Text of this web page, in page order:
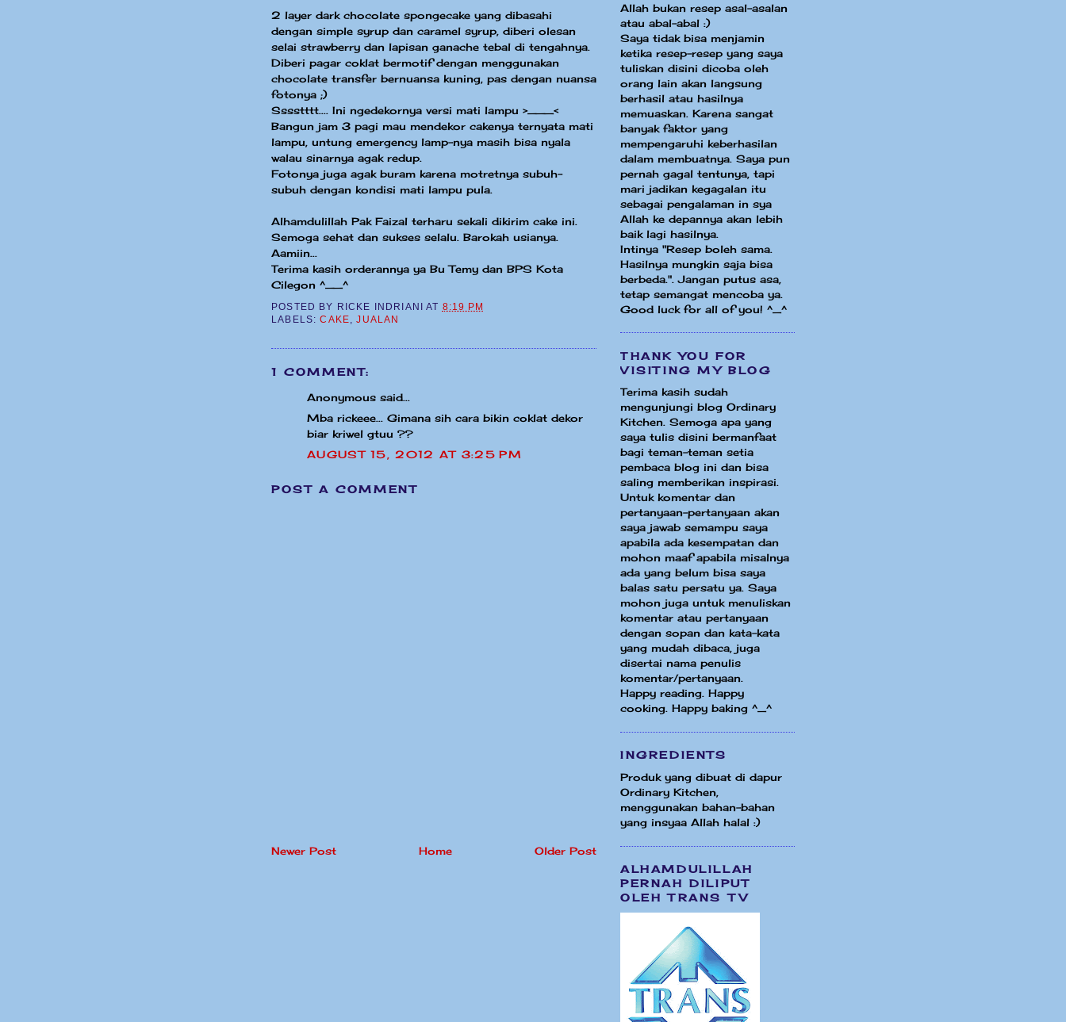
2 layer dark chocolate spongecake yang dibasahi
dengan simple syrup dan caramel syrup, diberi olesan
selai strawberry dan lapisan ganache tebal di tengahnya.
Diberi pagar coklat bermotif dengan menggunakan
chocolate transfer bernuansa kuning, pas dengan nuansa
fotonya ;)
Sssstttt.... Ini ngedekornya versi mati lampu >___<
Bangun jam 3 pagi mau mendekor cakenya ternyata mati
lampu, untung emergency lamp-nya masih bisa nyala
walau sinarnya agak redup.
Fotonya juga agak buram karena motretnya subuh-
subuh dengan kondisi mati lampu pula.
Alhamdulillah Pak Faizal terharu sekali dikirim cake ini.
Semoga sehat dan sukses selalu. Barokah usianya.
Aamiin...
Terima kasih orderannya ya Bu Temy dan BPS Kota
Cilegon ^__^
POSTED BY RICKE INDRIANI AT 8:19 PM
LABELS:CAKE ,JUALAN
1 COMMENT:
Anonymous said...
Mba rickeee... Gimana sih cara bikin coklat dekor
biar kriwel gtuu ??
AUGUST 15, 2012 AT 3:25 PM
POST A COMMENT
Newer Post Older Post
Home
Allah bukan resep asal-asalan
atau abal-abal :)
Saya tidak bisa menjamin
ketika resep-resep yang saya
tuliskan disini dicoba oleh
orang lain akan langsung
berhasil atau hasilnya
memuaskan. Karena sangat
banyak faktor yang
mempengaruhi keberhasilan
dalam membuatnya. Saya pun
pernah gagal tentunya, tapi
mari jadikan kegagalan itu
sebagai pengalaman in sya
Allah ke depannya akan lebih
baik lagi hasilnya.
Intinya "Resep boleh sama.
Hasilnya mungkin saja bisa
berbeda.". Jangan putus asa,
tetap semangat mencoba ya.
Good luck for all of you! ^_^
THANK YOU FOR
VISITING MY BLOG
Terima kasih sudah
mengunjungi blog Ordinary
Kitchen. Semoga apa yang
saya tulis disini bermanfaat
bagi teman-teman setia
pembaca blog ini dan bisa
saling memberikan inspirasi.
Untuk komentar dan
pertanyaan-pertanyaan akan
saya jawab semampu saya
apabila ada kesempatan dan
mohon maaf apabila misalnya
ada yang belum bisa saya
balas satu persatu ya. Saya
mohon juga untuk menuliskan
komentar atau pertanyaan
dengan sopan dan kata-kata
yang mudah dibaca, juga
disertai nama penulis
komentar/pertanyaan.
Happy reading. Happy
cooking. Happy baking ^_^
INGREDIENTS
Produk yang dibuat di dapur
Ordinary Kitchen,
menggunakan bahan-bahan
yang insyaa Allah halal :)
ALHAMDULILLAH
PERNAH DILIPUT
OLEH TRANS TV